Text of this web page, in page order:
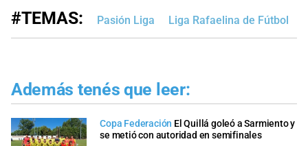
#TEMAS: Pasión Liga Liga Rafaelina de Fútbol
Además tenés que leer:
Copa Federación El Quillá goleó a Sarmiento y
se metió con autoridad en semifinales